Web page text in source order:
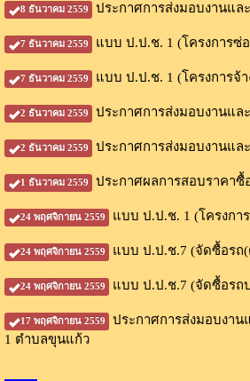
8 ธันวาคม 2559 ประกาศการส่งมอบงานแล
7 ธันวาคม 2559 แบบ ป.ป.ช. 1 (โครงการซ่
7 ธันวาคม 2559 แบบ ป.ป.ช. 1 (โครงการจ้
2 ธันวาคม 2559 ประกาศการส่งมอบงานแล
2 ธันวาคม 2559 ประกาศการส่งมอบงานแล
1 ธันวาคม 2559 ประกาศผลการสอบราคา
24 พฤศจิกายน 2559 แบบ ป.ป.ช. 1 (โครงกา
24 พฤศจิกายน 2559 แบบ ป.ป.ช.7 (จัดซื้อรถ
24 พฤศจิกายน 2559 แบบ ป.ป.ช.7 (จัดซื้อรถ
17 พฤศจิกายน 2559
ประกาศการส่งมอบงา
1 ตำบลขุนแก้ว